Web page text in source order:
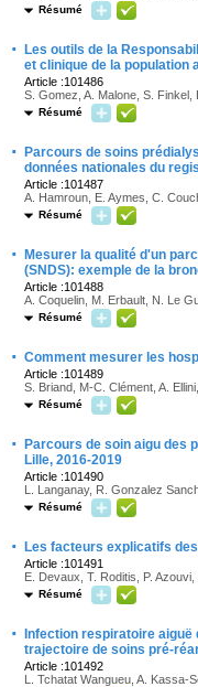
Résumé
·
Les outils de la
et clinique de la population
Article :101486
S. Gomez, A. Malone, S. Finkel,
Résumé
·
Parcours de soins
données nationales du
Article :101487
A. Hamroun, E. Aymes, C.
Résumé
·
Mesurer la qualité d'un
(SNDS): exemple de la
Article :101488
A. Coquelin, M. Erbault, N. Le
Résumé
· Comment mesurer les
Article :101489
S. Briand, M-C. Clément, A.
Résumé
·
Parcours de soin aigu des
Lille, 2016-2019
Article :101490
L. Langanay, R. Gonzalez
Résumé
· Les facteurs explicatifs
Article :101491
E. Devaux, T. Roditis, P.
Résumé
·
Infection respiratoire
trajectoire de soins pré-
Article :101492
L. Tchatat Wangueu, A. Kassa-